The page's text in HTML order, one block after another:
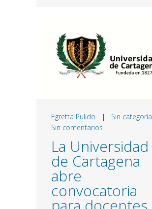
Egretta Pulido | Sin categoría
Sin comentarios
La Universidad
de Cartagena
abre
convocatoria